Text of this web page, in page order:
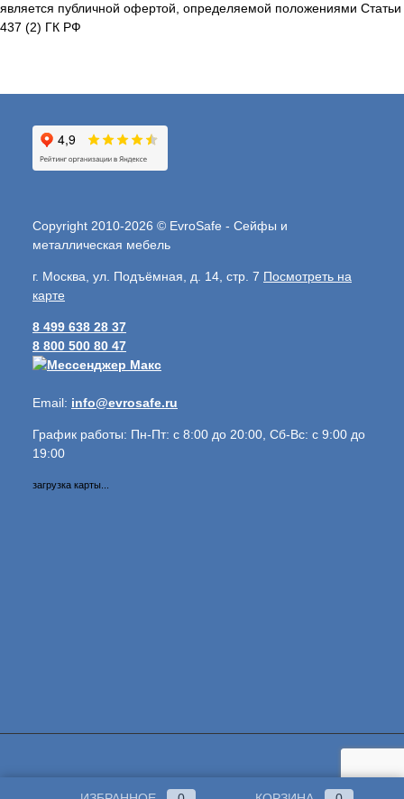
является публичной офертой, определяемой положениями Статьи
437 (2) ГК РФ
Copyright 2010-2026 © EvroSafe - Сейфы и
металлическая мебель
г. Москва, ул. Подъёмная, д. 14, стр. 7 Посмотреть на
карте
8 499 638 28 37
8 800 500 80 47
Email: info@evrosafe.ru
График работы: Пн-Пт: с 8:00 до 20:00, Сб-Вс: с 9:00 до
19:00
загрузка карты...